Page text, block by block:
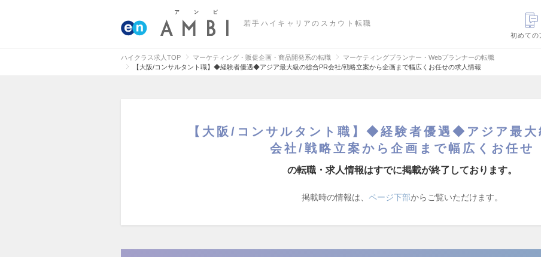
若手ハイキャリアのスカウト転職
初めての
ハイクラス求人TOP マーケティング・販促企画・商品開発系の転職
マーケティングプランナー・Webプランナーの転職
【大阪/コンサルタント職】◆経験者優遇◆アジア最大級の総合PR会社/戦略立案から企画まで幅広くお任せの求人情報
【大阪/コンサルタント職】◆経験者優遇◆アジア最大
会社/戦略立案から企画まで幅広くお任せ
の転職・求人情報はすでに掲載が終了しております。
掲載時の情報は、 ページ下部からご覧いただけます。